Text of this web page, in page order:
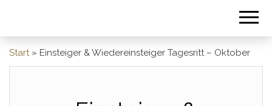
Start» Einsteiger & Wiedereinsteiger Tagesritt – Oktober